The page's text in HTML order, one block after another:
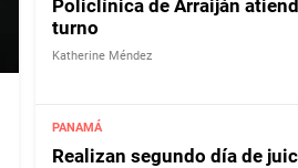
Policlínica de Arraiján
turno
Katherine Méndez
PANAMÁ
Realizan segundo día de